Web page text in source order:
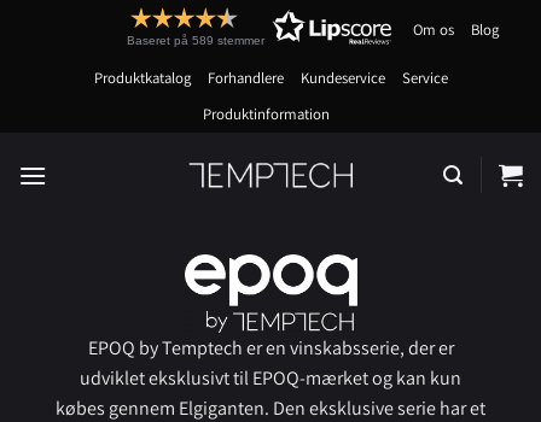
Baseret på 589 stemmer
Om os Blog
Produktkatalog Forhandlere Kundeservice
Service
Produktinformation
EPOQ by Temptech er en vinskabsserie, der er
udviklet eksklusivt til EPOQ-mærket og kan kun
købes gennem Elgiganten. Den eksklusive serie har et